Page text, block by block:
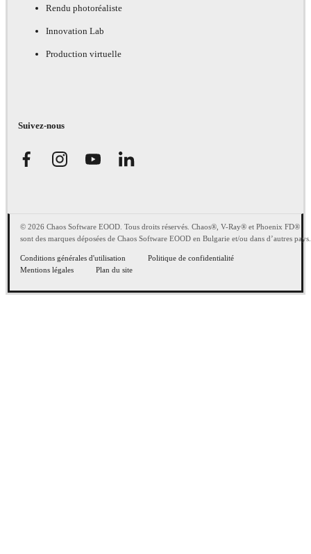
Rendu photoréaliste
Innovation Lab
Production virtuelle
Suivez-nous
© 2026 Chaos Software EOOD. Tous droits réservés. Chaos®, V-Ray® et Phoenix FD®
sont des marques déposées de Chaos Software EOOD en Bulgarie et/ou dans d’autres pays.
Conditions générales d'utilisation
Politique de confidentialité
Mentions légales
Plan du site